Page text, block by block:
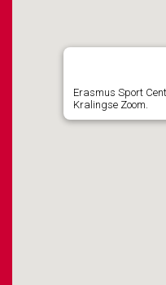
Erasmus Sport
Kralingse Zoom.